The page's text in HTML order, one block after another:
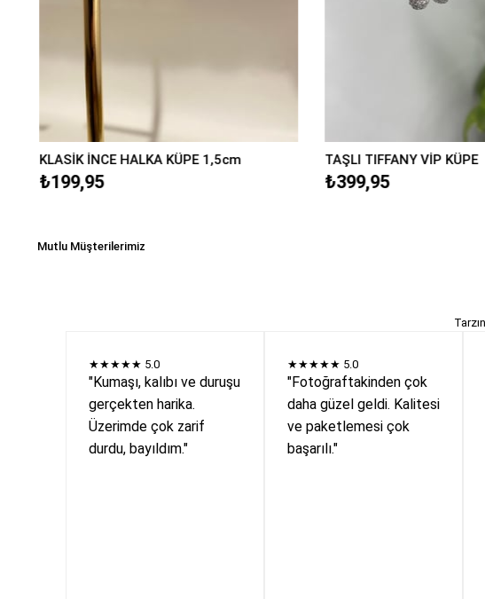
KLASİK İNCE HALKA KÜPE 1,5cm
₺199,95
TAŞLI TIFFANY VİP KÜPE
₺399,95
Mutlu Müşterilerimiz
★★★★★ 5.0
"Kumaşı, kalıbı ve duruşu
gerçekten harika.
Üzerimde çok zarif
durdu, bayıldım."
★★★★★ 5.0
"Fotoğraftakinden çok
daha güzel geldi. Kalitesi
ve paketlemesi çok
başarılı."